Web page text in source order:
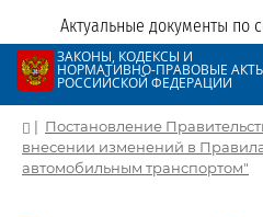
Актуальные документы по
ЗАКОНЫ, КОДЕКСЫ И
НОРМАТИВНО-ПРАВОВЫЕ
РОССИЙСКОЙ ФЕДЕРАЦИИ
| Постановление
внесении изменений в
автомобильным транспортом"